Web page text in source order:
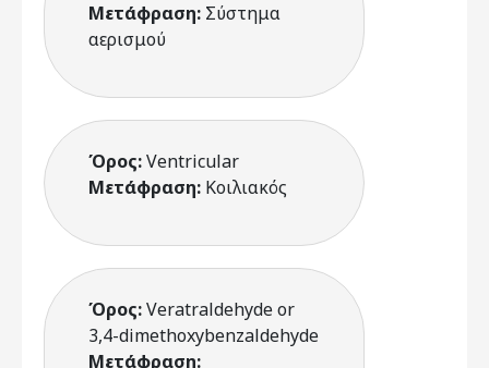
Μετάφραση: Σύστημα
αερισμού
Όρος:Ventricular
Μετάφραση: Κοιλιακός
Όρος:Veratraldehyde or
3,4-dimethoxybenzaldehyde
Μετάφραση: